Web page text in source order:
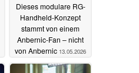
Dieses modulare RG-
Handheld-Konzept
stammt von einem
Anbernic-Fan – nicht
von Anbernic 13.05.2026